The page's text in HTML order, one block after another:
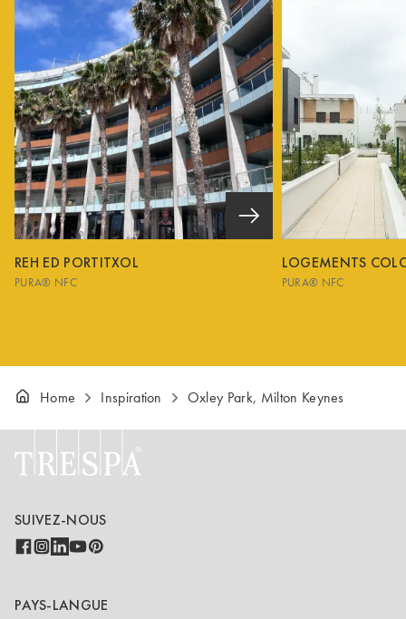
REH ED PORTITXOL
PURA® NFC
LOGEMENTS
PURA® NFC
Home Inspiration Oxley Park, Milton Keynes
SUIVEZ-NOUS
PAYS-LANGUE